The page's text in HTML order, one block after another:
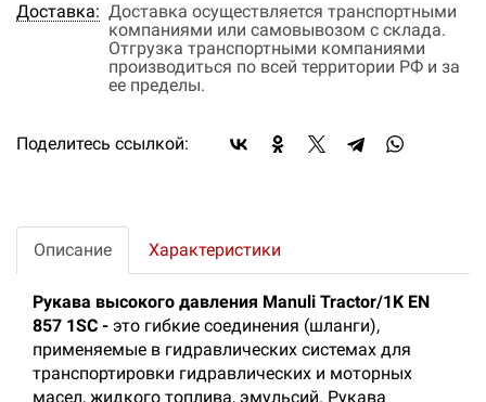
Доставка: Доставка осуществляется транспортными
компаниями или самовывозом с склада.
Отгрузка транспортными компаниями
производиться по всей территории РФ и за
ее пределы.
Поделитесь ссылкой:
Описание Характеристики
Рукава высокого давления Manuli Tractor/1K EN
857 1SC - это гибкие соединения (шланги),
применяемые в гидравлических системах для
транспортировки гидравлических и моторных
масел, жидкого топлива, эмульсий. Рукава